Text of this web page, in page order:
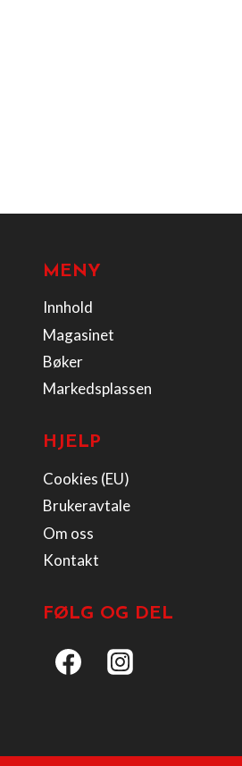
MENY
Innhold
Magasinet
Bøker
Markedsplassen
HJELP
Cookies (EU)
Brukeravtale
Om oss
Kontakt
FØLG OG DEL